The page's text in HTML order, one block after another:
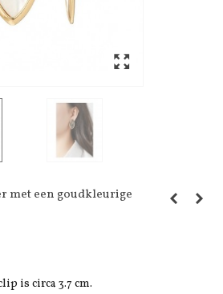
met een goudkleurige
is circa 3.7 cm.